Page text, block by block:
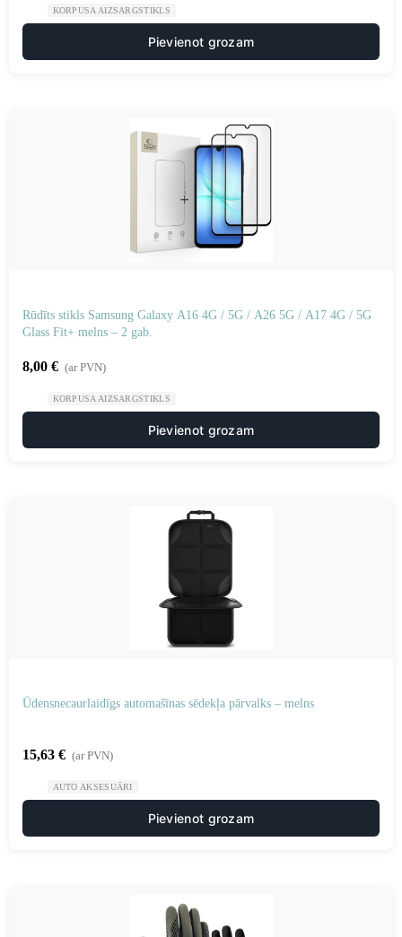
KORPUSA AIZSARGSTIKLS
Pievienot grozam
Rūdīts stikls Samsung Galaxy A16 4G / 5G / A26 5G / A17 4G / 5G
Glass Fit+ melns – 2 gab.
8,00 € (ar PVN)
KORPUSA AIZSARGSTIKLS
Pievienot grozam
Ūdensnecaurlaidīgs automašīnas sēdekļa pārvalks – melns
15,63 € (ar PVN)
AUTO AKSESUĀRI
Pievienot grozam